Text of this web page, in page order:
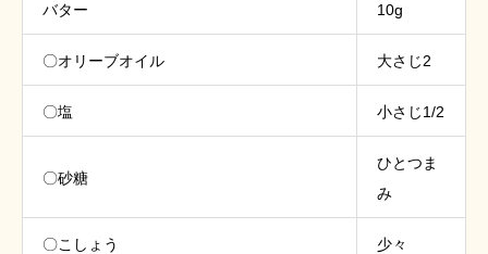
バター 10g
〇オリーブオイル 大さじ2
〇塩 小さじ1/2
〇砂糖
ひとつま
み
〇こしょう 少々